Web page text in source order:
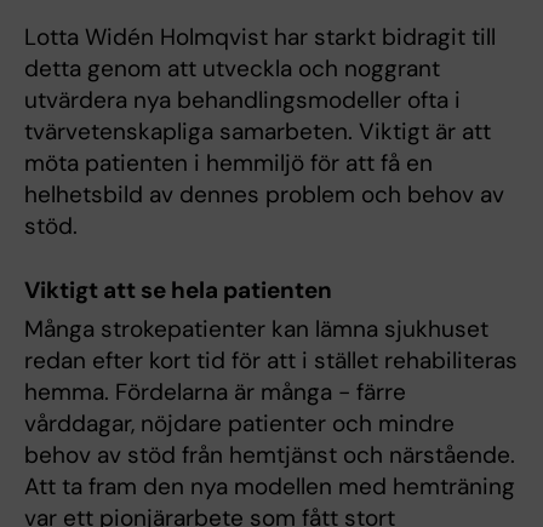
Lotta Widén Holmqvist har starkt bidragit till
detta genom att utveckla och noggrant
utvärdera nya behandlingsmodeller ofta i
tvärvetenskapliga samarbeten. Viktigt är att
möta patienten i hemmiljö för att få en
helhetsbild av dennes problem och behov av
stöd.
Viktigt att se hela patienten
Många strokepatienter kan lämna sjukhuset
redan efter kort tid för att i stället rehabiliteras
hemma. Fördelarna är många - färre
vårddagar, nöjdare patienter och mindre
behov av stöd från hemtjänst och närstående.
Att ta fram den nya modellen med hemträning
var ett pionjärarbete som fått stort